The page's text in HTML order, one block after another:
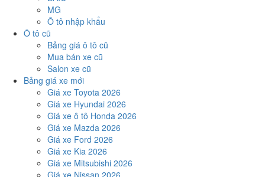
MG
Ô tô nhập khẩu
Ô tô cũ
Bảng giá ô tô cũ
Mua bán xe cũ
Salon xe cũ
Bảng giá xe mới
Giá xe Toyota 2026
Giá xe Hyundai 2026
Giá xe ô tô Honda 2026
Giá xe Mazda 2026
Giá xe Ford 2026
Giá xe Kia 2026
Giá xe Mitsubishi 2026
Giá xe Nissan 2026